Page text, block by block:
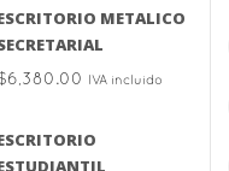
METALICO
6,380.00 IVA incluido